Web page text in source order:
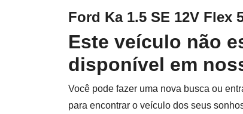
Ford Ka 1.5 SE 12V Flex
Este veículo não
disponível em
Você pode fazer uma nova busca ou
para encontrar o veículo dos seus